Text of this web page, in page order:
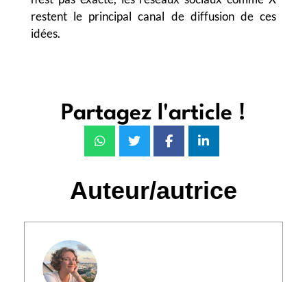
restent le principal canal de diffusion de ces
idées.
Partagez l'article !
Auteur/autrice